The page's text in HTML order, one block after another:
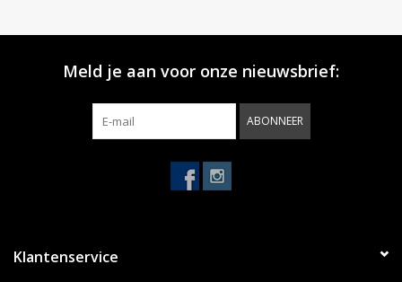
Meld je aan voor onze nieuwsbrief:
ABONNEER
Klantenservice